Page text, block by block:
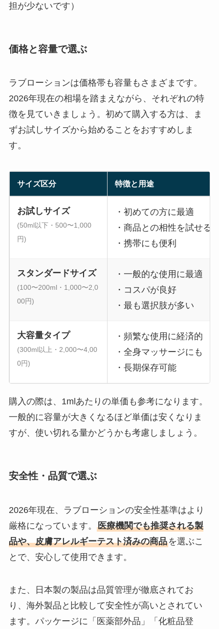
担が少ないです）
価格と容量で選ぶ
ラブローションは価格帯も容量もさまざまです。
2026年現在の相場を踏まえながら、それぞれの特
徴を見ていきましょう。初めて購入する方は、ま
ずお試しサイズから始めることをおすすめしま
す。
サイズ区分 特徴と用途
お試しサイズ
(50ml以下・500〜1,000
円)
・初めての方に最適
・商品との相性を試せる
・携帯にも便利
スタンダードサイズ
(100〜200ml・1,000〜2,0
00円)
・一般的な使用に最適
・コスパが良好
・最も選択肢が多い
大容量タイプ
(300ml以上・2,000〜4,00
0円)
・頻繁な使用に経済的
・全身マッサージにも
・長期保存可能
購入の際は、1mlあたりの単価も参考になります。
一般的に容量が大きくなるほど単価は安くなりま
すが、使い切れる量かどうかも考慮しましょう。
安全性・品質で選ぶ
2026年現在、ラブローションの安全性基準はより
厳格になっています。 医療機関でも推奨される製
品や、皮膚アレルギーテスト済みの商品を選ぶこ
とで、安心して使用できます。
また、日本製の製品は品質管理が徹底されてお
り、海外製品と比較して安全性が高いとされてい
ます。パッケージに「医薬部外品」「化粧品登